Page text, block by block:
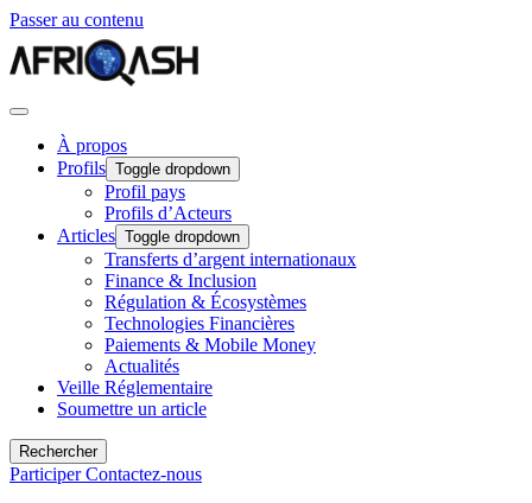
Passer au contenu
À propos
Profils Toggle dropdown
Profil pays
Profils d’Acteurs
Articles Toggle dropdown
Transferts d’argent internationaux
Finance & Inclusion
Régulation & Écosystèmes
Technologies Financières
Paiements & Mobile Money
Actualités
Veille Réglementaire
Soumettre un article
Rechercher
ParticiperContactez-nous